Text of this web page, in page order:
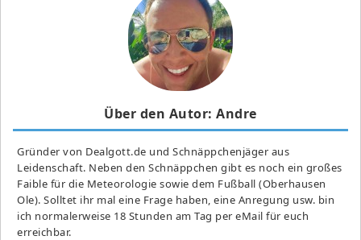
Über den Autor: Andre
Gründer von Dealgott.de und Schnäppchenjäger aus
Leidenschaft. Neben den Schnäppchen gibt es noch ein großes
Fai­ble für die Meteorologie sowie dem Fußball (Oberhausen
Ole). Solltet ihr mal eine Frage haben, eine Anregung usw. bin
ich normalerweise 18 Stunden am Tag per eMail für euch
erreichbar.